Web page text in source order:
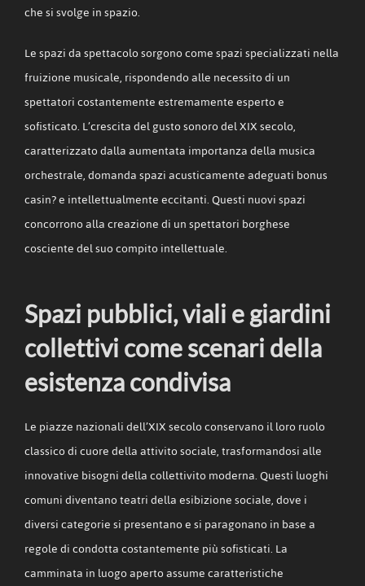
che si svolge in spazio.
Le spazi da spettacolo sorgono come spazi specializzati nella
fruizione musicale, rispondendo alle necessito di un
spettatori costantemente estremamente esperto e
sofisticato. L’crescita del gusto sonoro del XIX secolo,
caratterizzato dalla aumentata importanza della musica
orchestrale, domanda spazi acusticamente adeguati bonus
casin? e intellettualmente eccitanti. Questi nuovi spazi
concorrono alla creazione di un spettatori borghese
cosciente del suo compito intellettuale.
Spazi pubblici, viali e giardini
collettivi come scenari della
esistenza condivisa
Le piazze nazionali dell’XIX secolo conservano il loro ruolo
classico di cuore della attivito sociale, trasformandosi alle
innovative bisogni della collettivito moderna. Questi luoghi
comuni diventano teatri della esibizione sociale, dove i
diversi categorie si presentano e si paragonano in base a
regole di condotta costantemente più sofisticati. La
camminata in luogo aperto assume caratteristiche